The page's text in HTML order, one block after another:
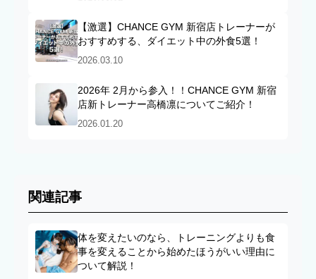
【激選】CHANCE GYM 新宿店トレーナーが
おすすめする、ダイエット中の外食5選！
2026.03.10
2026年 2月から参入！！CHANCE GYM 新宿
店新トレーナー高橋凛についてご紹介！
2026.01.20
関連記事
体を変えたいのなら、トレーニングよりも食
事を変えることから始めたほうがいい理由に
ついて解説！